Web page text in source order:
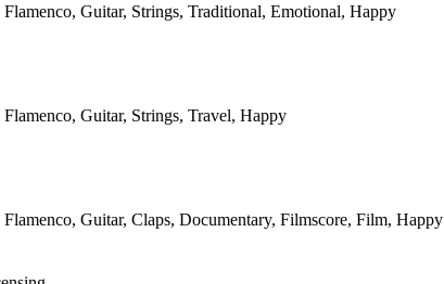
Flamenco, Guitar, Strings, Traditional, Emotional, Happy
Flamenco, Guitar, Strings, Travel, Happy
Flamenco, Guitar, Claps, Documentary, Filmscore, Film, Happy